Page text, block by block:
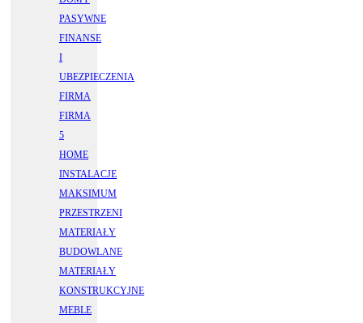
PASYWNE
FINANSE
I
UBEZPIECZENIA
FIRMA
FIRMA
5
HOME
INSTALACJE
MAKSIMUM
PRZESTRZENI
MATERIAŁY
BUDOWLANE
MATERIAŁY
KONSTRUKCYJNE
MEBLE